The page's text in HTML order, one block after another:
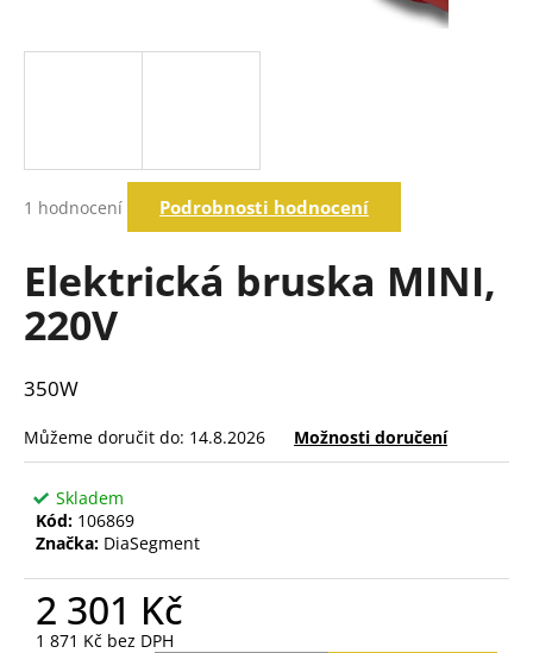
hodnocení
5,0
5
1 hodnocení Podrobnosti hodnocení
Elektrická bruska MINI,
220V
350W
Můžeme doručit do: 14.8.2026 Možnosti doručení
Skladem
Kód: 106869
Značka: DiaSegment
2 301 Kč
1 871 Kč bez DPH
j
D
p
r
u
č
u
e
m
e